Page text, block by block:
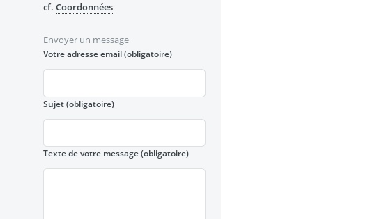
cf. Coordonnées
Envoyer un message
Votre adresse email(obligatoire)
Sujet(obligatoire)
Texte de votre message(obligatoire)